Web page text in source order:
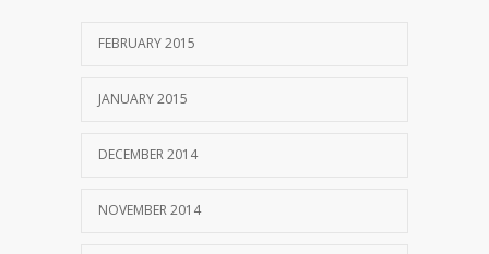
FEBRUARY 2015
JANUARY 2015
DECEMBER 2014
NOVEMBER 2014